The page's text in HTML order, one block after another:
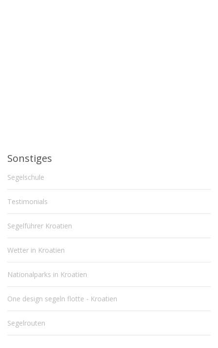
Sonstiges
Segelschule
Testimonials
Segelführer Kroatien
Wetter in Kroatien
Nationalparks in Kroatien
One design segeln flotte - Kroatien
Segelrouten